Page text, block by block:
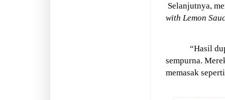
Selanjutnya,
with Lemon
“Hasil
sempurna.
memasak